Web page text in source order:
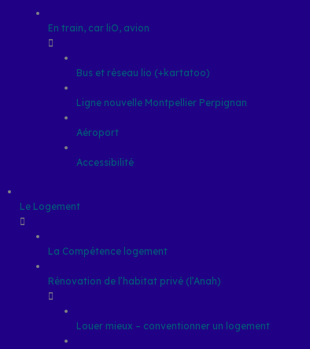
En train, car liO, avion
Bus et réseau lio (+kartatoo)
Ligne nouvelle Montpellier Perpignan
Aéroport
Accessibilité
Le Logement
La Compétence logement
Rénovation de l’habitat privé (l’Anah)
Louer mieux – conventionner un logement